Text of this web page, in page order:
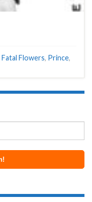
Fatal Flowers, Prince,